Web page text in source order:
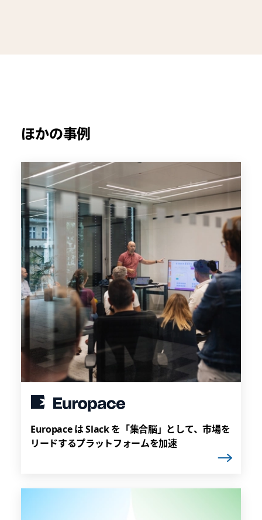
ほかの事例
Europace は Slack を「集合脳」として、市場を
リードするプラットフォームを加速